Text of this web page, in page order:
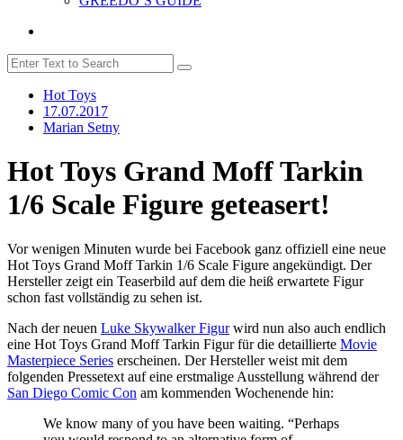
Hot Toys
17.07.2017
Marian Setny
Hot Toys Grand Moff Tarkin
1/6 Scale Figure geteasert!
Vor wenigen Minuten wurde bei Facebook ganz offiziell eine neue
Hot Toys Grand Moff Tarkin 1/6 Scale Figure angekündigt. Der
Hersteller zeigt ein Teaserbild auf dem die heiß erwartete Figur
schon fast vollständig zu sehen ist.
Nach der neuen Luke Skywalker Figurwird nun also auch endlich
eine Hot Toys Grand Moff Tarkin Figur für die detaillierte Movie
Masterpiece Series erscheinen. Der Hersteller weist mit dem
folgenden Pressetext auf eine erstmalige Ausstellung während der
San Diego Comic Con am kommenden Wochenende hin:
We know many of you have been waiting. “Perhaps